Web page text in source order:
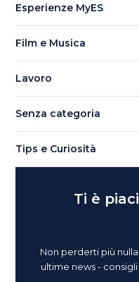
Esperienze MyES
Film e Musica
Lavoro
Senza categoria
Tips e Curiosità
Ti è
Non perderti più
ultime news -